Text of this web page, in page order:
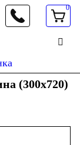
61
0
(300x720)